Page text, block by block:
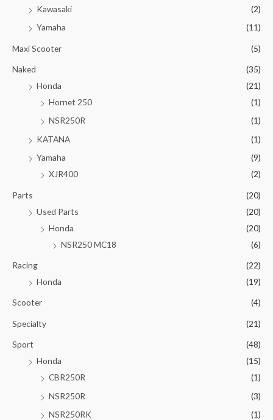
Kawasaki
(2)
Yamaha
(11)
Maxi Scooter (5)
Naked
(35)
Honda
(21)
Hornet 250
(1)
NSR250R
(1)
KATANA
(1)
Yamaha
(9)
XJR400
(2)
Parts
(20)
Used Parts
(20)
Honda
(20)
NSR250 MC18
(6)
Racing
(22)
Honda
(19)
Scooter (4)
Specialty (21)
Sport
(48)
Honda
(15)
CBR250R
(1)
NSR250R
(3)
NSR250RK
(1)